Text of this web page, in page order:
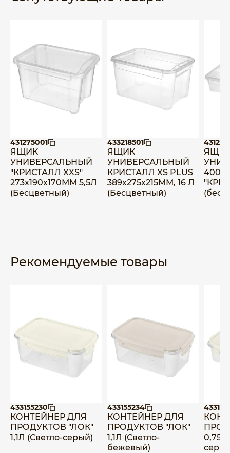
431275001
ЯЩИК
УНИВЕРСАЛЬНЫЙ
"КРИСТАЛЛ XXS"
273x190x170ММ 5,5Л
(Бесцветный)
433218501
ЯЩИК
УНИВЕРСАЛЬНЫЙ
КРИСТАЛЛ XS PLUS
389х275х215ММ, 16 Л
(Бесцветный)
Рекомендуемые товары
433155230
КОНТЕЙНЕР ДЛЯ
ПРОДУКТОВ "ЛОК"
1,1Л (Светло-серый)
433155234
КОНТЕЙНЕР ДЛЯ
ПРОДУКТОВ "ЛОК"
1,1Л (Светло-
бежевый)
0,75Л